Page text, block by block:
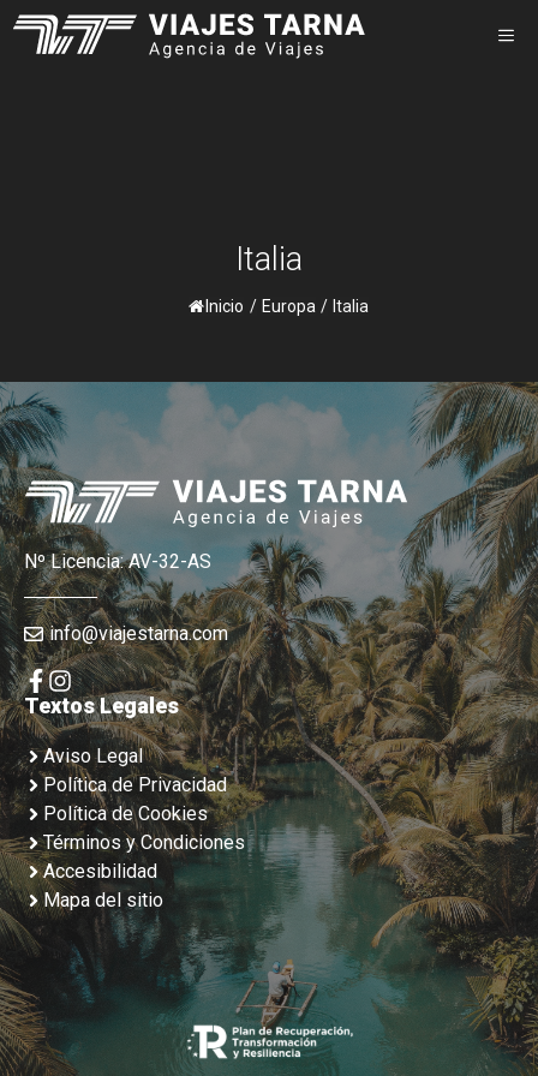
Saltar
Italia
Inicio / Europa / Italia
Nº Licencia: AV-32-AS
info@viajestarna.com
Textos Legales
Aviso Legal
Política de Privacidad
Política de Cookies
Términos y Condiciones
Accesibilidad
Mapa del sitio